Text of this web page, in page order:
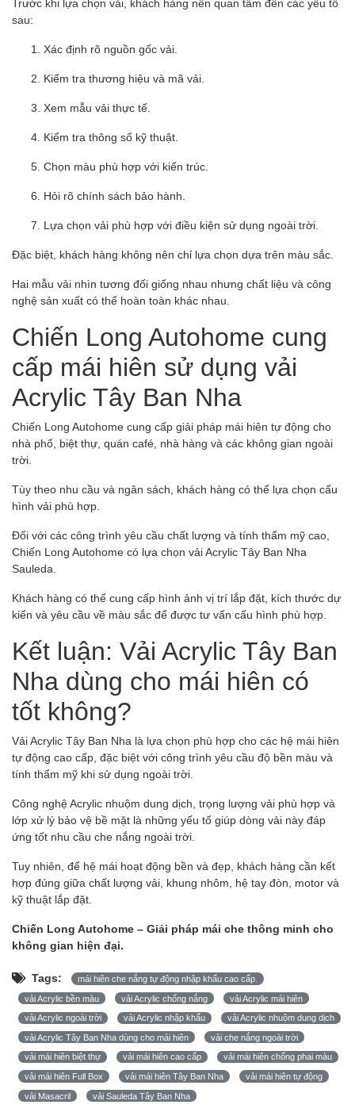
Trước khi lựa chọn vải, khách hàng nên quan tâm đến các yếu tố
sau:
Xác định rõ nguồn gốc vải.
Kiểm tra thương hiệu và mã vải.
Xem mẫu vải thực tế.
Kiểm tra thông số kỹ thuật.
Chọn màu phù hợp với kiến trúc.
Hỏi rõ chính sách bảo hành.
Lựa chọn vải phù hợp với điều kiện sử dụng ngoài trời.
Đặc biệt, khách hàng không nên chỉ lựa chọn dựa trên màu sắc.
Hai mẫu vải nhìn tương đối giống nhau nhưng chất liệu và công
nghệ sản xuất có thể hoàn toàn khác nhau.
Chiến Long Autohome cung
cấp mái hiên sử dụng vải
Acrylic Tây Ban Nha
Chiến Long Autohome cung cấp giải pháp mái hiên tự động cho
nhà phố, biệt thự, quán café, nhà hàng và các không gian ngoài
trời.
Tùy theo nhu cầu và ngân sách, khách hàng có thể lựa chọn cấu
hình vải phù hợp.
Đối với các công trình yêu cầu chất lượng và tính thẩm mỹ cao,
Chiến Long Autohome có lựa chọn vải Acrylic Tây Ban Nha
Sauleda.
Khách hàng có thể cung cấp hình ảnh vị trí lắp đặt, kích thước dự
kiến và yêu cầu về màu sắc để được tư vấn cấu hình phù hợp.
Kết luận: Vải Acrylic Tây Ban
Nha dùng cho mái hiên có
tốt không?
Vải Acrylic Tây Ban Nha là lựa chọn phù hợp cho các hệ mái hiên
tự động cao cấp, đặc biệt với công trình yêu cầu độ bền màu và
tính thẩm mỹ khi sử dụng ngoài trời.
Công nghệ Acrylic nhuộm dung dịch, trọng lượng vải phù hợp và
lớp xử lý bảo vệ bề mặt là những yếu tố giúp dòng vải này đáp
ứng tốt nhu cầu che nắng ngoài trời.
Tuy nhiên, để hệ mái hoạt động bền và đẹp, khách hàng cần kết
hợp đúng giữa chất lượng vải, khung nhôm, hệ tay đòn, motor và
kỹ thuật lắp đặt.
Chiến Long Autohome – Giải pháp mái che thông minh cho
không gian hiện đại.
Tags: mái hiên che nắng tự động nhập khẩu cao cấp.
vải Acrylic bền màu vải Acrylic chống nắng vải Acrylic mái hiên
vải Acrylic ngoài trời vải Acrylic nhập khẩu vải Acrylic nhuộm dung dịch
vải Acrylic Tây Ban Nha dùng cho mái hiên vải che nắng ngoài trời
vải mái hiên biệt thự vải mái hiên cao cấp vải mái hiên chống phai màu
vải mái hiên Full Box vải mái hiên Tây Ban Nha vải mái hiên tự động
vải Masacril vải Sauleda Tây Ban Nha